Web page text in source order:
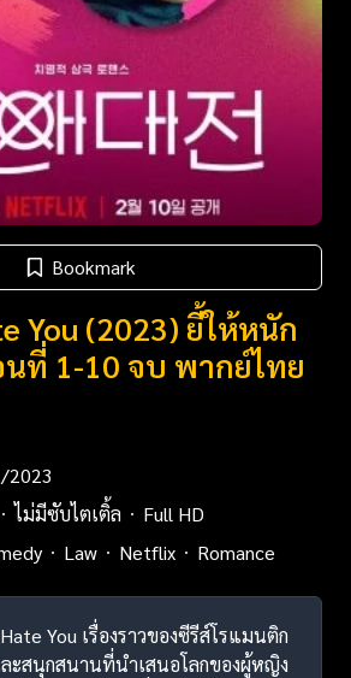
Bookmark
You (2023) ยี้ให้หนัก
นที่ 1-10 จบ พากย์ไทย
2023
ไม่มีซับไตเติ้ล
Full HD
Law Netflix Romance
You เรื่องราวของซีรีส์โรแมนติก
ะสนุกสนานที่นำเสนอโลกของผู้หญิง